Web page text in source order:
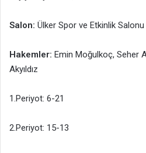
Salon: Ülker Spor ve Etkinlik Salonu
Hakemler: Emin Moğulkoç, Seher
Akyıldız
1.Periyot: 6-21
2.Periyot: 15-13